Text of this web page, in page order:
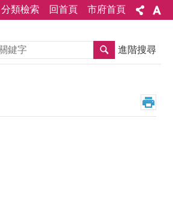
分類檢索 回首頁 市府首頁
搜尋 進階搜尋